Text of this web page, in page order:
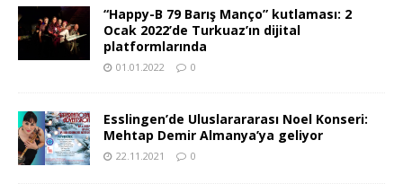
“Happy-B 79 Barış Manço” kutlaması: 2
Ocak 2022’de Turkuaz’ın dijital
platformlarında
01.01.2022 0
Esslingen’de Uluslarararası Noel Konseri:
Mehtap Demir Almanya’ya geliyor
22.11.2021 0